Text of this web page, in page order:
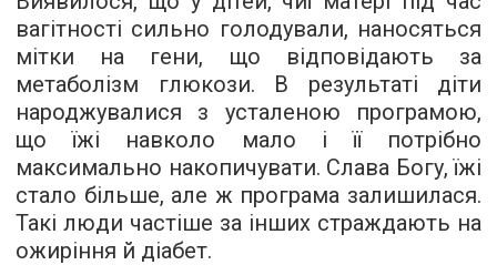
вагітності сильно голодували, наносяться
мітки на гени, що відповідають за
метаболізм глюкози. В результаті діти
народжувалися з усталеною програмою,
що їжі навколо мало і її потрібно
максимально накопичувати. Слава Богу, їжі
стало більше, але ж програма залишилася.
Такі люди частіше за інших страждають на
ожиріння й діабет.